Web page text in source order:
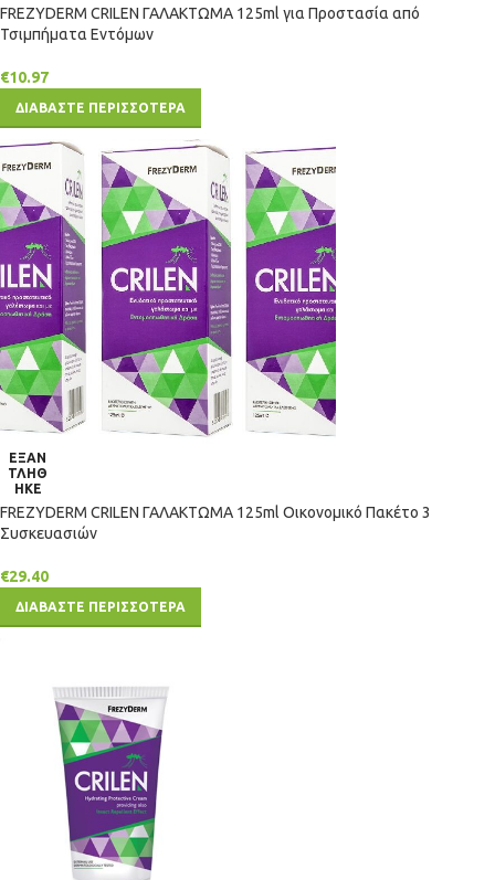
FREZYDERM CRILEN ΓΑΛΑΚΤΩΜΑ 125ml για Προστασία από
Τσιμπήματα Εντόμων
€10.97
ΔΙΑΒΑΣΤΕ ΠΕΡΙΣΣΟΤΕΡΑ
ΕΞΑΝ
ΤΛΗΘ
ΗΚΕ
FREZYDERM CRILEN ΓΑΛΑΚΤΩΜΑ 125ml Οικονομικό Πακέτο 3
Συσκευασιών
€29.40
ΔΙΑΒΑΣΤΕ ΠΕΡΙΣΣΟΤΕΡΑ